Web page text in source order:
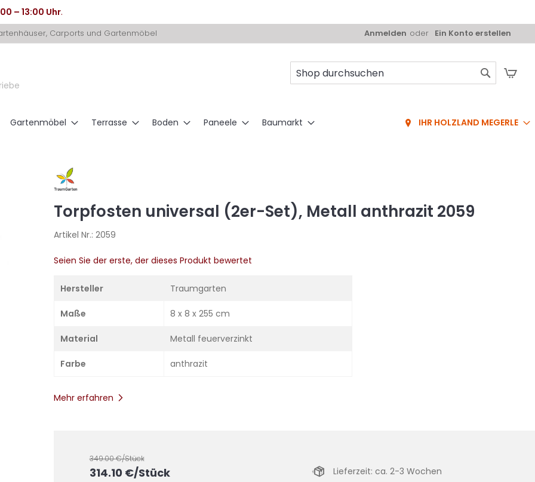
– 13:00 Uhr.
Carports und Gartenmöbel Anmelden Ein Konto erstellen
Gartenmöbel Terrasse Boden Paneele Baumarkt IHR HOLZLAND MEGERLE
Torpfosten universal (2er-Set), Metall anthrazit 2059
Artikel Nr.: 2059
Seien Sie der erste, der dieses Produkt bewertet
Hersteller Traumgarten
Maße 8 x 8 x 255 cm
Material Metall feuerverzinkt
Farbe anthrazit
Mehr erfahren
349.00€/Stück
314.10 €/Stück Lieferzeit: ca. 2-3 Wochen